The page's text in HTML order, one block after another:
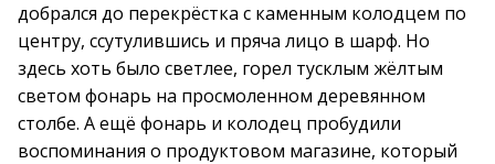
добрался до перекрёстка с каменным колодцем по
центру, ссутулившись и пряча лицо в шарф. Но
здесь хоть было светлее, горел тусклым жёлтым
светом фонарь на просмоленном деревянном
столбе. А ещё фонарь и колодец пробудили
воспоминания о продуктовом магазине, который